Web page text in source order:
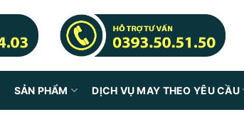
SẢN PHẨM DỊCH VỤ MAY THEO YÊU CẦU